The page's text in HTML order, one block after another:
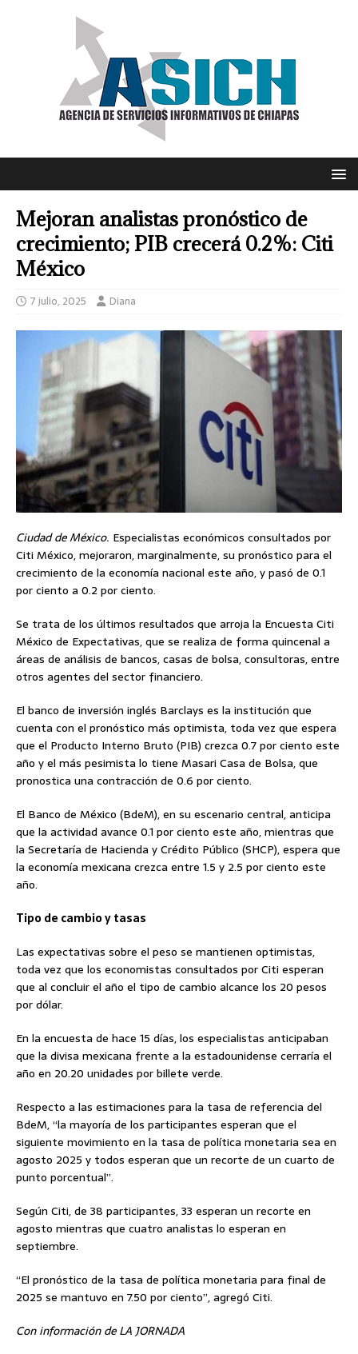
Mejoran analistas pronóstico de
crecimiento; PIB crecerá 0.2%: Citi
México
7 julio, 2025 Diana
Ciudad de México. Especialistas económicos consultados por
Citi México, mejoraron, marginalmente, su pronóstico para el
crecimiento de la economía nacional este año, y pasó de 0.1
por ciento a 0.2 por ciento.
Se trata de los últimos resultados que arroja la Encuesta Citi
México de Expectativas, que se realiza de forma quincenal a
áreas de análisis de bancos, casas de bolsa, consultoras, entre
otros agentes del sector financiero.
El banco de inversión inglés Barclays es la institución que
cuenta con el pronóstico más optimista, toda vez que espera
que el Producto Interno Bruto (PIB) crezca 0.7 por ciento este
año y el más pesimista lo tiene Masari Casa de Bolsa, que
pronostica una contracción de 0.6 por ciento.
El Banco de México (BdeM), en su escenario central, anticipa
que la actividad avance 0.1 por ciento este año, mientras que
la Secretaría de Hacienda y Crédito Público (SHCP), espera que
la economía mexicana crezca entre 1.5 y 2.5 por ciento este
año.
Tipo de cambio y tasas
Las expectativas sobre el peso se mantienen optimistas,
toda vez que los economistas consultados por Citi esperan
que al concluir el año el tipo de cambio alcance los 20 pesos
por dólar.
En la encuesta de hace 15 días, los especialistas anticipaban
que la divisa mexicana frente a la estadounidense cerraría el
año en 20.20 unidades por billete verde.
Respecto a las estimaciones para la tasa de referencia del
BdeM, “la mayoría de los participantes esperan que el
siguiente movimiento en la tasa de política monetaria sea en
agosto 2025 y todos esperan que un recorte de un cuarto de
punto porcentual”.
Según Citi, de 38 participantes, 33 esperan un recorte en
agosto mientras que cuatro analistas lo esperan en
septiembre.
“El pronóstico de la tasa de política monetaria para final de
2025 se mantuvo en 7.50 por ciento”, agregó Citi.
Con información de LA JORNADA